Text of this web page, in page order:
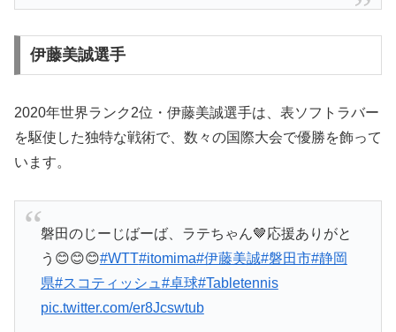
伊藤美誠選手
2020年世界ランク2位・伊藤美誠選手は、表ソフトラバー
を駆使した独特な戦術で、数々の国際大会で優勝を飾って
います。
磐田のじーじばーば、ラテちゃん🤎応援ありがと
う😊😊😊#WTT#itomima#伊藤美誠#磐田市#静岡
県#スコティッシュ #卓球#Tabletennis
pic.twitter.com/er8Jcswtub